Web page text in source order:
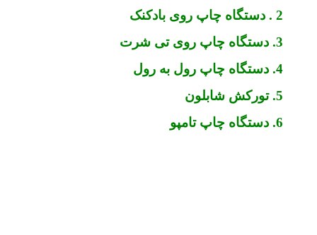
2 . دستگاه چاپ روی بادکنک
3. دستگاه چاپ روی تی شرت
4. دستگاه چاپ رول به رول
5. تورکش شابلون
6. دستگاه چاپ تامپو